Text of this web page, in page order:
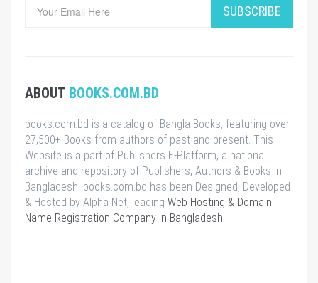
SUBSCRIBE
ABOUT BOOKS.COM.BD
books.com.bd is a catalog of Bangla Books, featuring over
27,500+ Books from authors of past and present. This
Website is a part of Publishers E-Platform, a national
archive and repository of Publishers, Authors & Books in
Bangladesh. books.com.bd has been Designed, Developed
& Hosted by Alpha Net, leading Web Hosting & Domain
Name Registration Company in Bangladesh